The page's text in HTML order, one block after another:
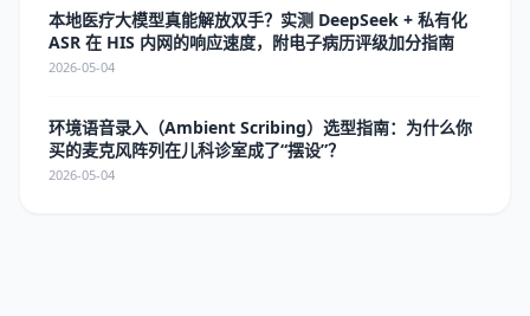
本地医疗大模型真能解放双手？实测 DeepSeek + 私有化
ASR 在 HIS 内网的响应速度，附电子病历评级加分指南
2026-05-04
环境语音录入（Ambient Scribing）选型指南：为什么你
买的麦克风阵列在儿科诊室成了“摆设”？
2026-05-04